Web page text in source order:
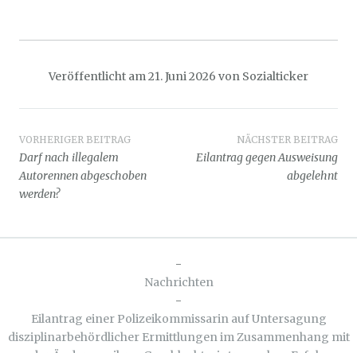
Veröffentlicht am21. Juni 2026 von Sozialticker
Beitragsnavigation
VORHERIGER BEITRAG
Darf nach illegalem
Autorennen abgeschoben
werden?
NÄCHSTER BEITRAG
Eilantrag gegen Ausweisung
abgelehnt
-
Nachrichten
-
Eilantrag einer Polizeikommissarin auf Untersagung
disziplinarbehördlicher Ermittlungen im Zusammenhang mit